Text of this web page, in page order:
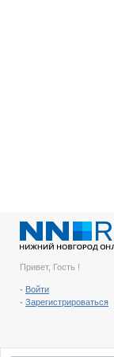
Привет, Гость !
- Войти
- Зарегистрироваться